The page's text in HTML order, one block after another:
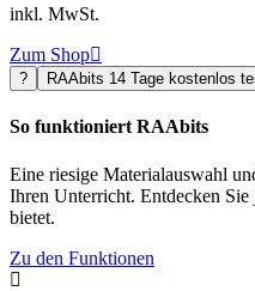
inkl. MwSt.
Zum Shop
? RAAbits 14 Tage kostenlos
So funktioniert RAAbits
Eine riesige Materialauswahl
Ihren Unterricht. Entdecken
bietet.
Zu den Funktionen
